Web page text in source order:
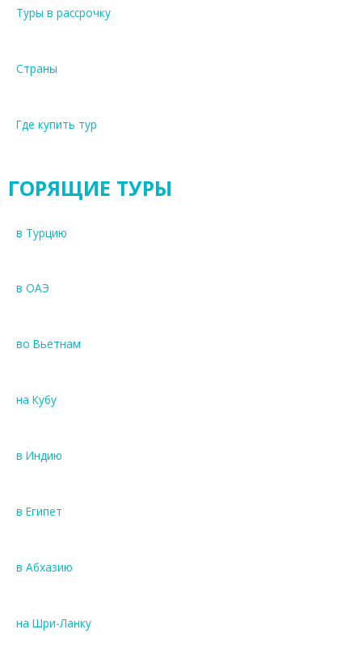
Туры в рассрочку
Страны
Где купить тур
ГОРЯЩИЕ ТУРЫ
в Турцию
в ОАЭ
во Вьетнам
на Кубу
в Индию
в Египет
в Абхазию
на Шри-Ланку